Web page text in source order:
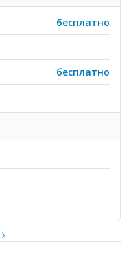
бесплатно
бесплатно